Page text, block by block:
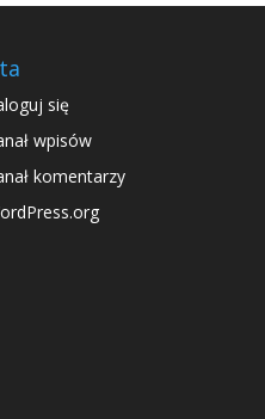
się
wpisów
komentarzy